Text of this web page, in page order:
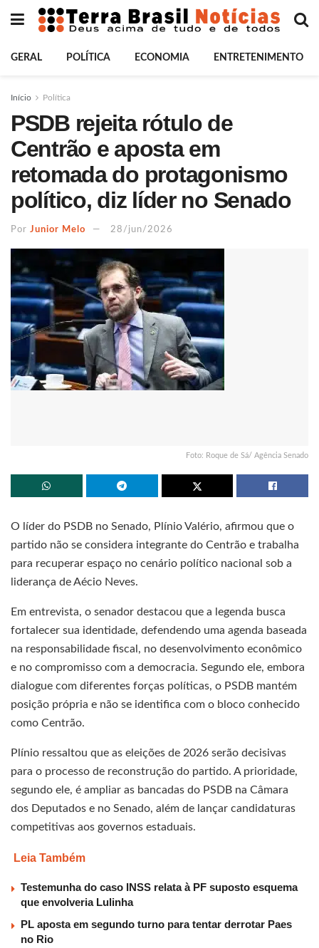
GERAL POLÍTICA ECONOMIA ENTRETENIMENTO
Início Política
PSDB rejeita rótulo de
Centrão e aposta em
retomada do protagonismo
político, diz líder no Senado
Por Junior Melo 28/jun/2026
Foto: Roque de Sá/ Agência Senado
O líder do PSDB no Senado, Plínio Valério, afirmou que o
partido não se considera integrante do Centrão e trabalha
para recuperar espaço no cenário político nacional sob a
liderança de Aécio Neves.
Em entrevista, o senador destacou que a legenda busca
fortalecer sua identidade, defendendo uma agenda baseada
na responsabilidade fiscal, no desenvolvimento econômico
e no compromisso com a democracia. Segundo ele, embora
dialogue com diferentes forças políticas, o PSDB mantém
posição própria e não se identifica com o bloco conhecido
como Centrão.
Plínio ressaltou que as eleições de 2026 serão decisivas
para o processo de reconstrução do partido. A prioridade,
segundo ele, é ampliar as bancadas do PSDB na Câmara
dos Deputados e no Senado, além de lançar candidaturas
competitivas aos governos estaduais.
Leia Também
Testemunha do caso INSS relata à PF suposto esquema
que envolveria Lulinha
PL aposta em segundo turno para tentar derrotar Paes
no Rio